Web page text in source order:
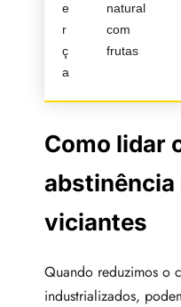
e
r
ç
a
natural
com
frutas
Como lidar
abstinência
viciantes
Quando reduzimos o
industrializados,